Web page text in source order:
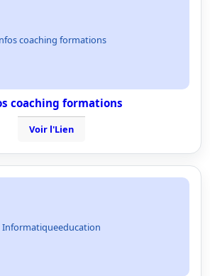
coaching formations
coaching formations
Voir l'Lien
Informatiqueeducation